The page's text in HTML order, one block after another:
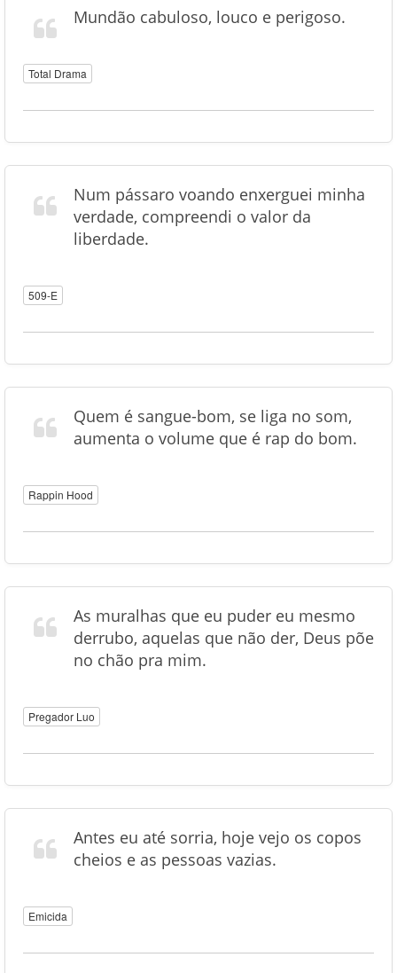
Mundão cabuloso, louco e perigoso.
Total Drama
Num pássaro voando enxerguei minha
verdade, compreendi o valor da
liberdade.
509-E
Quem é sangue-bom, se liga no som,
aumenta o volume que é rap do bom.
Rappin Hood
As muralhas que eu puder eu mesmo
derrubo, aquelas que não der, Deus põe
no chão pra mim.
Pregador Luo
Antes eu até sorria, hoje vejo os copos
cheios e as pessoas vazias.
Emicida